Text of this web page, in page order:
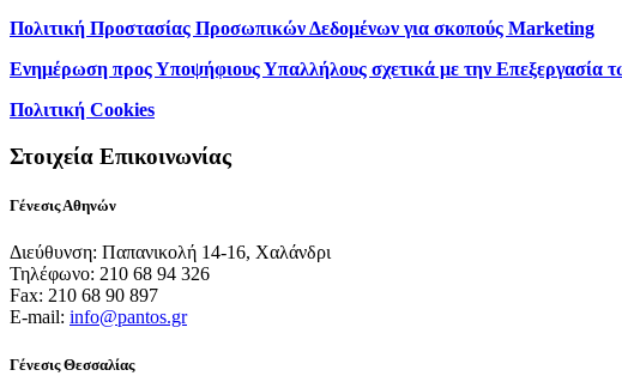
Πολιτική Προστασίας Προσωπικών Δεδομένων για σκοπούς Marketing
Ενημέρωση προς Υποψήφιους Υπαλλήλους σχετικά με την Επεξεργασία
Πολιτική Cookies
Στοιχεία Επικοινωνίας
Γένεσις Αθηνών
Διεύθυνση: Παπανικολή 14-16, Χαλάνδρι
Τηλέφωνο: 210 68 94 326
Fax: 210 68 90 897
E-mail: info@pantos.gr
Γένεσις Θεσσαλίας